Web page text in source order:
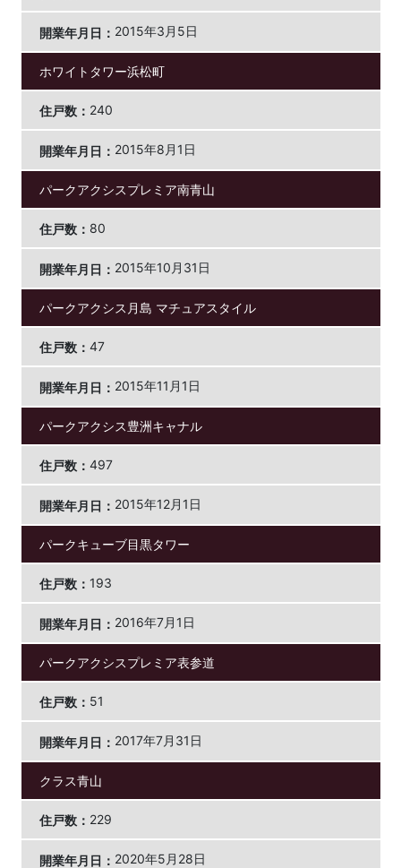
2015年3月5日
ホワイトタワー浜松町
240
2015年8月1日
パークアクシスプレミア南青山
80
2015年10月31日
パークアクシス月島 マチュアスタイル
47
2015年11月1日
パークアクシス豊洲キャナル
497
2015年12月1日
パークキューブ目黒タワー
193
2016年7月1日
パークアクシスプレミア表参道
51
2017年7月31日
クラス青山
229
2020年5月28日